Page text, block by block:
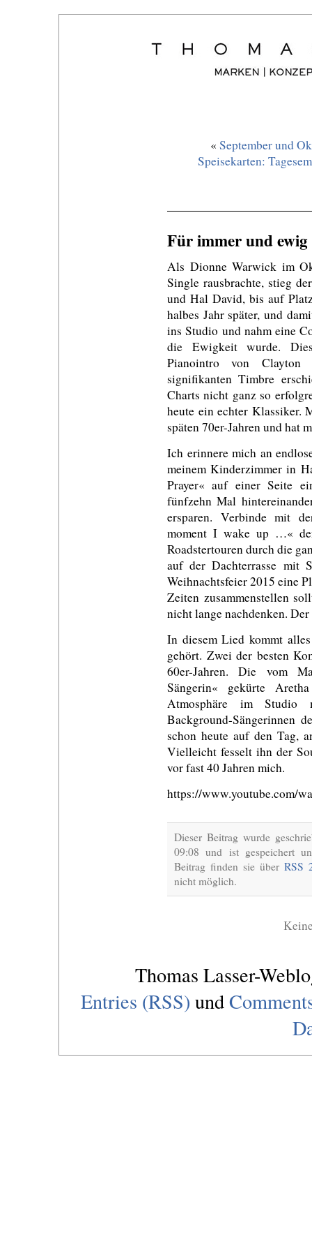
« September und
Speisekarten:
Für immer und
Als Dionne Warwick im
Single rausbrachte, stieg
und Hal David, bis auf
halbes Jahr später, und
ins Studio und nahm eine
die Ewigkeit wurde.
Pianointro von
signifikanten Timbre
Charts nicht ganz so
heute ein echter Klassiker.
späten 70er-Jahren und hat
Ich erinnere mich an
meinem Kinderzimmer in
Prayer« auf einer Seite
fünfzehn Mal
ersparen. Verbinde mit
moment I wake up …«
Roadstertouren durch die
auf der Dachterrasse mit
Weihnachtsfeier 2015 eine
Zeiten zusammenstellen
nicht lange nachdenken.
In diesem Lied kommt
gehört. Zwei der besten
60er-Jahren. Die vom
Sängerin« gekürte
Atmosphäre im Studio
Background-Sängerinnen
schon heute auf den Tag,
Vielleicht fesselt ihn der
vor fast 40 Jahren mich.
https://www.youtube.com/
Dieser Beitrag wurde
09:08 und ist gespeichert
Beitrag finden sie über RSS
nicht möglich.
Thomas Lasser-
Entries (RSS) und